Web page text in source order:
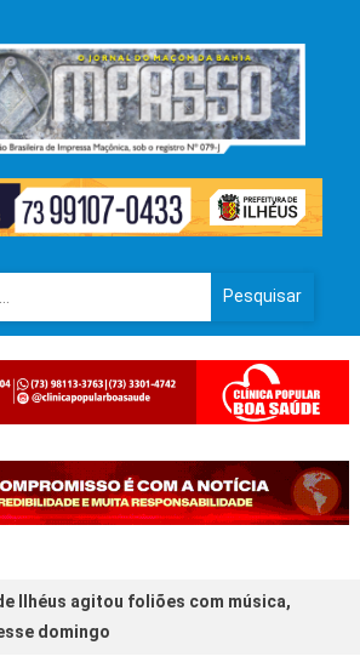
Ilhéus agitou foliões com música,
domingo